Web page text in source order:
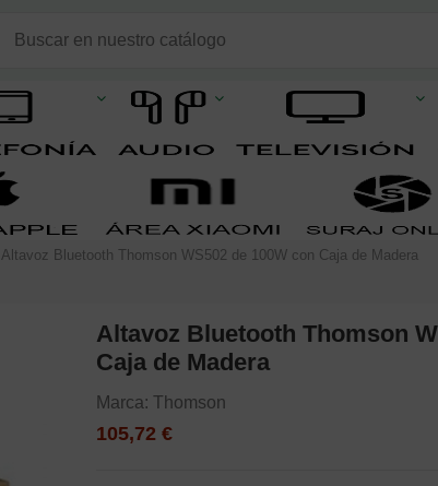
Altavoz Bluetooth Thomson WS502 de 100W con Caja de Madera
Altavoz Bluetooth Thomson
Caja de Madera
Marca: Thomson
105,72 €